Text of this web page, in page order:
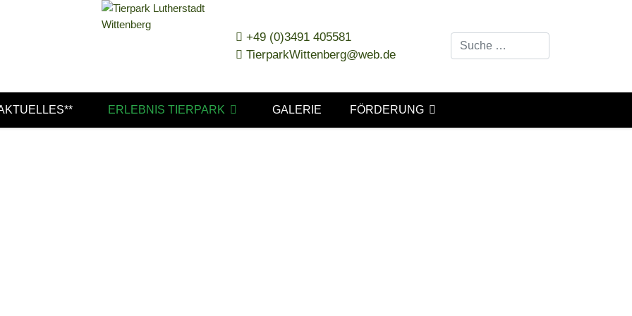
+49 (0)3491 405581
TierparkWittenberg@web.de
Suchen
ERLEBNIS TIERPARK GALERIE FÖRDERUNG